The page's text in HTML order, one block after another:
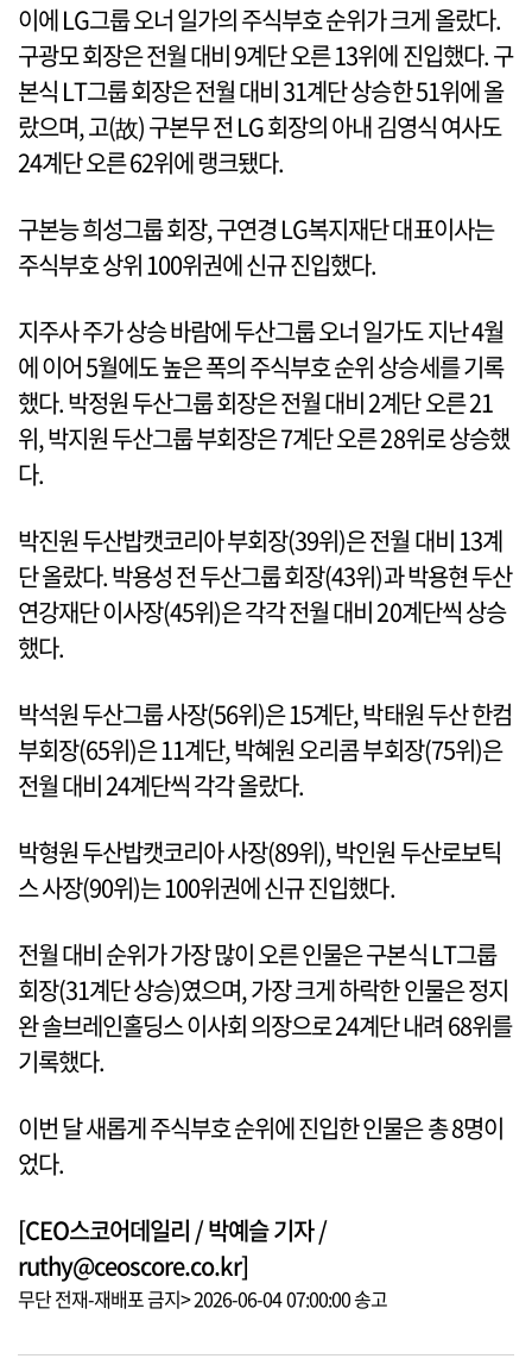
이에 LG그룹 오너 일가의 주식부호 순위가 크게 올랐다.
구광모 회장은 전월 대비 9계단 오른 13위에 진입했다. 구
본식 LT그룹 회장은 전월 대비 31계단 상승한 51위에 올
랐으며, 고(故) 구본무 전 LG 회장의 아내 김영식 여사도
24계단 오른 62위에 랭크됐다.
구본능 희성그룹 회장, 구연경 LG복지재단 대표이사는
주식부호 상위 100위권에 신규 진입했다.
지주사 주가 상승 바람에 두산그룹 오너 일가도 지난 4월
에 이어 5월에도 높은 폭의 주식부호 순위 상승세를 기록
했다. 박정원 두산그룹 회장은 전월 대비 2계단 오른 21
위, 박지원 두산그룹 부회장은 7계단 오른 28위로 상승했
다.
박진원 두산밥캣코리아 부회장(39위)은 전월 대비 13계
단 올랐다. 박용성 전 두산그룹 회장(43위)과 박용현 두산
연강재단 이사장(45위)은 각각 전월 대비 20계단씩 상승
했다.
박석원 두산그룹 사장(56위)은 15계단, 박태원 두산 한컴
부회장(65위)은 11계단, 박혜원 오리콤 부회장(75위)은
전월 대비 24계단씩 각각 올랐다.
박형원 두산밥캣코리아 사장(89위), 박인원 두산로보틱
스 사장(90위)는 100위권에 신규 진입했다.
전월 대비 순위가 가장 많이 오른 인물은 구본식 LT그룹
회장(31계단 상승)였으며, 가장 크게 하락한 인물은 정지
완 솔브레인홀딩스 이사회 의장으로 24계단 내려 68위를
기록했다.
이번 달 새롭게 주식부호 순위에 진입한 인물은 총 8명이
었다.
[CEO스코어데일리 / 박예슬 기자 /
ruthy@ceoscore.co.kr]
무단 전재-재배포 금지> 2026-06-04 07:00:00 송고